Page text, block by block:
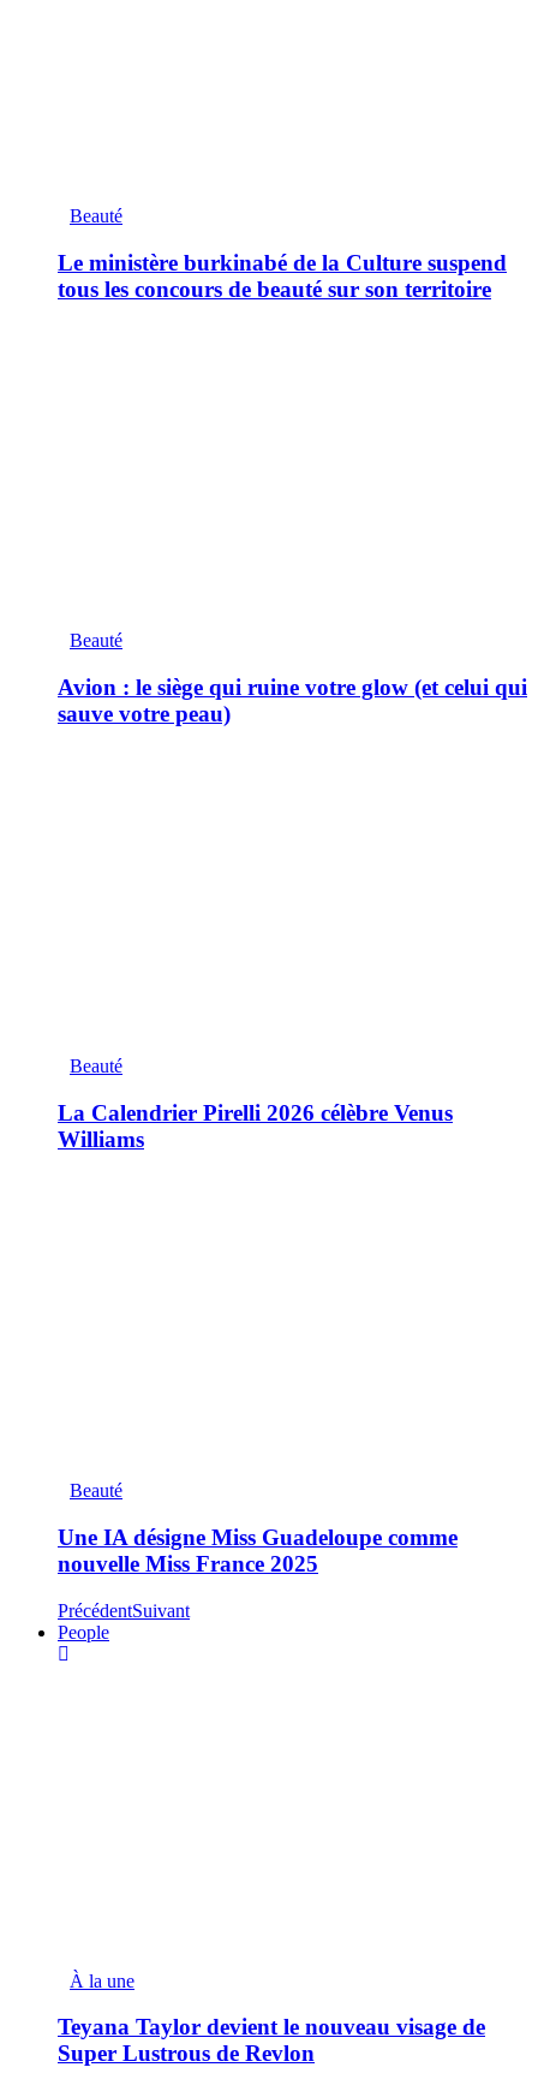
Beauté
Le ministère burkinabé de la Culture suspend
tous les concours de beauté sur son territoire
Beauté
Avion : le siège qui ruine votre glow (et celui qui
sauve votre peau)
Beauté
La Calendrier Pirelli 2026 célèbre Venus
Williams
Beauté
Une IA désigne Miss Guadeloupe comme
nouvelle Miss France 2025
PrécédentSuivant
People
À la une
Teyana Taylor devient le nouveau visage de
Super Lustrous de Revlon